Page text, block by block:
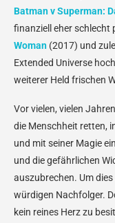
Batman v Superman:
finanziell eher schlecht
Woman (2017) und
Extended Universe
weiterer Held frischen
Vor vielen, vielen
die Menschheit retten,
und mit seiner Magie
und die gefährlichen
auszubrechen. Um
würdigen Nachfolger.
kein reines Herz zu